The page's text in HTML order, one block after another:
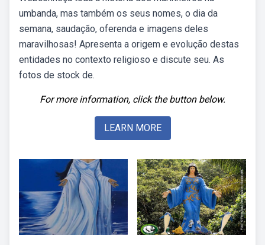
umbanda, mas também os seus nomes, o dia da
semana, saudação, oferenda e imagens deles
maravilhosas! Apresenta a origem e evolução destas
entidades no contexto religioso e discute seu. As
fotos de stock de.
For more information, click the button below.
LEARN MORE